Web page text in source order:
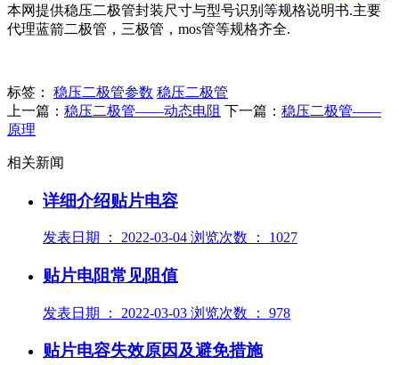
本网提供稳压二极管封装尺寸与型号识别等规格说明书.主要
代理蓝箭二极管，三极管，mos管等规格齐全.
标签： 稳压二极管参数 稳压二极管
上一篇： 稳压二极管——动态电阻 下一篇： 稳压二极管——
原理
相关新闻
详细介绍贴片电容
发表日期 ： 2022-03-04 浏览次数 ： 1027
贴片电阻常见阻值
发表日期 ： 2022-03-03 浏览次数 ： 978
贴片电容失效原因及避免措施